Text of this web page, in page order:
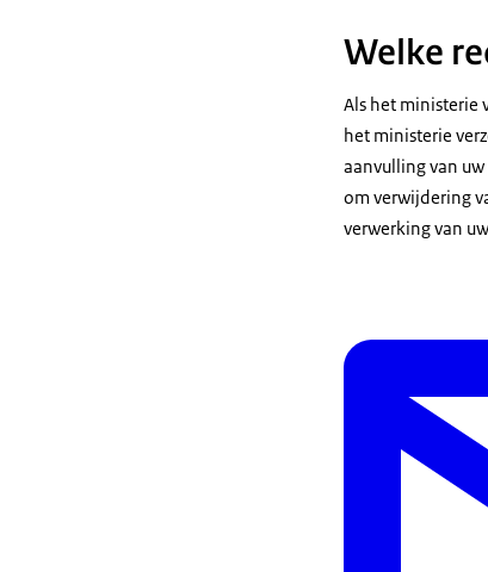
Welke
Als het ministerie
het ministerie
aanvulling van
om verwijdering
verwerking van